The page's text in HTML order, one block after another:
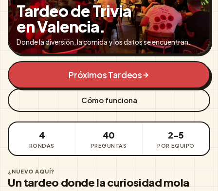
Tardeo de Trivia
en Valencia.
Donde la diversión, la comida y los datos se encuentran.
Próximos Tardeos
Cómo funciona
4
RONDAS
40
PREGUNTAS
2-5
POR EQUIPO
¿NUEVO AQUÍ?
Un tardeo donde la curiosidad mola